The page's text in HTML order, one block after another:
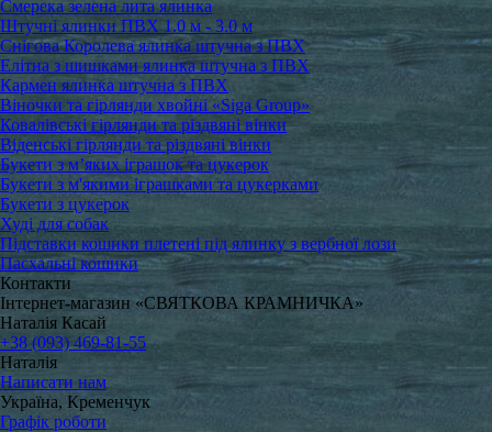
Смерека зелена лита ялинка
Штучні ялинки ПВХ 1.0 м - 3.0 м
Снігова Королева ялинка штучна з ПВХ
Елітна з шишками ялинка штучна з ПВХ
Кармен ялинка штучна з ПВХ
Віночки та гірлянди хвойні «Siga Group»
Ковалівські гірлянди та різдвяні вінки
Віденські гірлянди та різдвяні вінки
Букети з м’яких іграшок та цукерок
Букети з м'якими іграшками та цукерками
Букети з цукерок
Худі для собак
Підставки кошики плетені під ялинку з вербної лози
Пасхальні кошики
Контакти
Інтернет-магазин «СВЯТКОВА КРАМНИЧКА»
Наталія Касай
+38 (093) 469-81-55
Наталія
Написати нам
Україна, Кременчук
Графік роботи